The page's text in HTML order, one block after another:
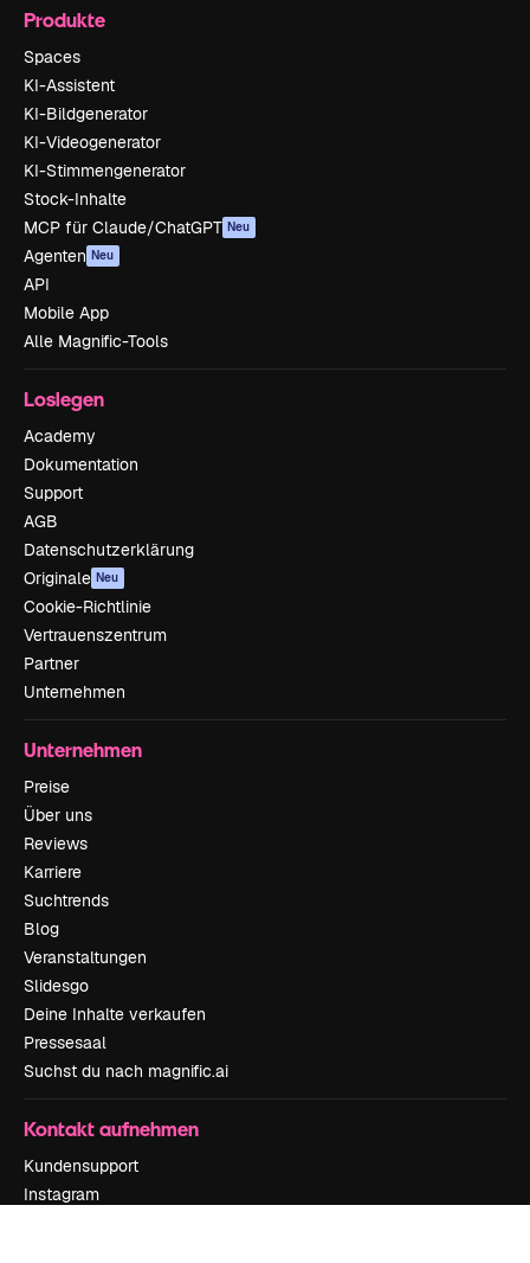
Produkte
Spaces
KI-Assistent
KI-Bildgenerator
KI-Videogenerator
KI-Stimmengenerator
Stock-Inhalte
MCP für Claude/ChatGPT Neu
Agenten Neu
API
Mobile App
Alle Magnific-Tools
Loslegen
Academy
Dokumentation
Support
AGB
Datenschutzerklärung
Originale Neu
Cookie-Richtlinie
Vertrauenszentrum
Partner
Unternehmen
Unternehmen
Preise
Über uns
Reviews
Karriere
Suchtrends
Blog
Veranstaltungen
Slidesgo
Deine Inhalte verkaufen
Pressesaal
Suchst du nach magnific.ai
Kontakt aufnehmen
Kundensupport
Instagram